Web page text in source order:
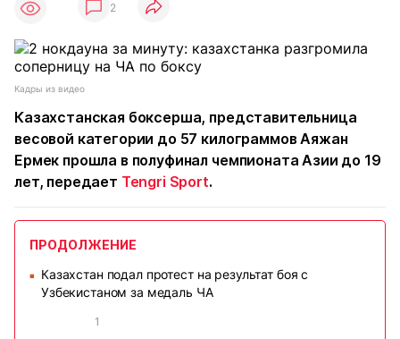
2
Кадры из видео
Казахстанская боксерша, представительница
весовой категории до 57 килограммов Аяжан
Ермек прошла в полуфинал чемпионата Азии до 19
лет, передает Tengri Sport.
ПРОДОЛЖЕНИЕ
■
Казахстан подал протест на результат боя с
Узбекистаном за медаль ЧА
1